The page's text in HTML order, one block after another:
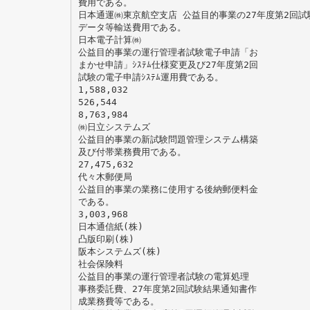
費用である。
日本通運㈱東京航空支店 公益目的事業の27年度第2回試
データ等輸送費用である。
日本電子計算㈱
公益目的事業の運行管理者試験電子申請「お
まかせ申請」ｼｽﾃﾑ仕様変更及び27年度第2回
試験の電子申請ｼｽﾃﾑ運用費である。
1,588,032
526,544
8,763,984
㈱日立システムズ
公益目的事業の新試験問題管理システム構築
及び付帯業務費用である。
27,475,632
代々木郵便局
公益目的事業の業務に使用する後納郵便料金
である。
3,003,968
日本通信紙(株)
凸版印刷(株)
阪本システムズ(株)
社会保険料
公益目的事業の運行管理者試験の電算処理
事務委託費、27年度第2回試験結果通知書作
成業務費等である。